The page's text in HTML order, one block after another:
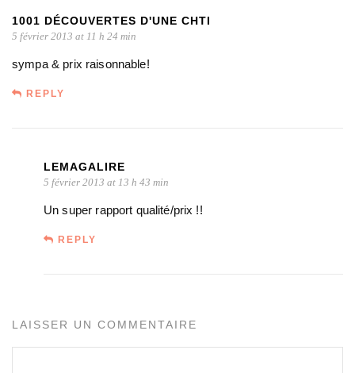
1001 DÉCOUVERTES D'UNE CHTI
5 février 2013 at 11 h 24 min
sympa & prix raisonnable!
REPLY
LEMAGALIRE
5 février 2013 at 13 h 43 min
Un super rapport qualité/prix !!
REPLY
LAISSER UN COMMENTAIRE